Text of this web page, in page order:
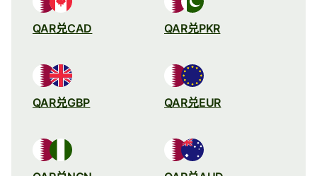
QAR兑CAD QAR兑PKR
QAR兑GBP QAR兑EUR